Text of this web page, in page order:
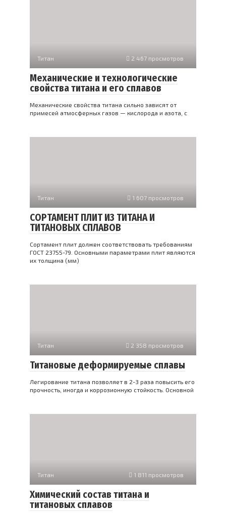
Титан 2 467 просмотров
Механические и технологические
свойства титана и его сплавов
Механические свойства титана сильно зависят от
примесей атмосферных газов — кислорода и азота, с
Титан 1 607 просмотров
СОРТАМЕНТ ПЛИТ ИЗ ТИТАНА И
ТИТАНОВЫХ СПЛАВОВ
Сортамент плит должен соответствовать требованиям
ГОСТ 23755-79. Основными параметрами плит являются
их толщина (мм)
Титан 2 358 просмотров
Титановые деформируемые сплавы
Легирование титана позволяет в 2-3 раза повысить его
прочность, иногда и коррозионную стойкость. Основной
Титан 1 811 просмотров
Химический состав титана и
титановых сплавов